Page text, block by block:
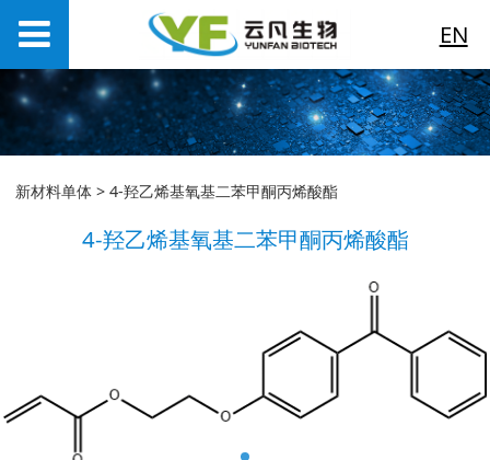
EN
4-羟乙烯基氧基二苯甲
酮丙烯酸酯
新材料单体 >4-羟乙烯基氧基二苯甲酮丙烯酸酯
4-羟乙烯基氧基二苯甲酮丙烯酸酯